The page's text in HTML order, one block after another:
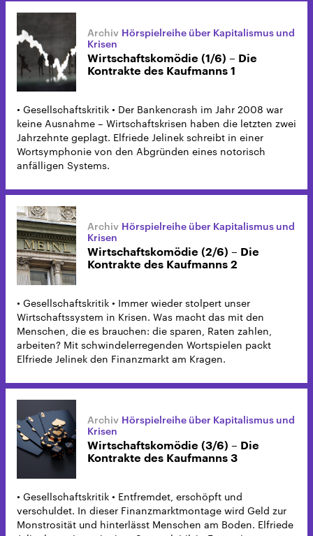
Hörspielreihe über Kapitalismus und
Krisen
Wirtschaftskomödie (1/6) – Die
Kontrakte des Kaufmanns 1
• Gesellschaftskritik • Der Bankencrash im Jahr 2008 war
keine Ausnahme – Wirtschaftskrisen haben die letzten zwei
Jahrzehnte geplagt. Elfriede Jelinek schreibt in einer
Wortsymphonie von den Abgründen eines notorisch
anfälligen Systems.
Hörspielreihe über Kapitalismus und
Krisen
Wirtschaftskomödie (2/6) – Die
Kontrakte des Kaufmanns 2
• Gesellschaftskritik • Immer wieder stolpert unser
Wirtschaftssystem in Krisen. Was macht das mit den
Menschen, die es brauchen: die sparen, Raten zahlen,
arbeiten? Mit schwindelerregenden Wortspielen packt
Elfriede Jelinek den Finanzmarkt am Kragen.
Hörspielreihe über Kapitalismus und
Krisen
Wirtschaftskomödie (3/6) – Die
Kontrakte des Kaufmanns 3
• Gesellschaftskritik • Entfremdet, erschöpft und
verschuldet. In dieser Finanzmarktmontage wird Geld zur
Monstrosität und hinterlässt Menschen am Boden. Elfriede